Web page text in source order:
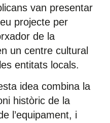
van presentar
projecte per
de la
un centre cultural
entitats locals.
idea combina la
històric de la
l’equipament, i